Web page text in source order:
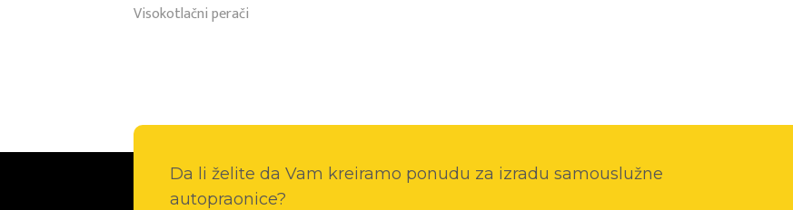
Visokotlačni perači
Da li želite da Vam kreiramo ponudu za izradu samouslužne
autopraonice?